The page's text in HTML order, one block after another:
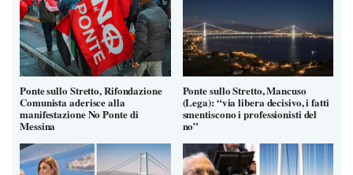
Ponte sullo Stretto, Rifondazione
Comunista aderisce alla
manifestazione No Ponte di
Messina
Ponte sullo Stretto, Mancuso
(Lega): “via libera decisivo, i fatti
smentiscono i professionisti del
no”